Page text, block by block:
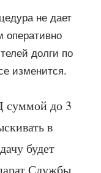
не дает
оперативно
долги по
изменится.
до 3
в
будет
Службы